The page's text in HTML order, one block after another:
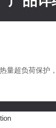
量超负荷保护